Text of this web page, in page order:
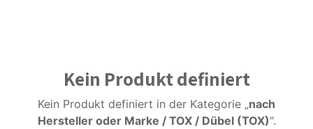
Kein Produkt definiert
Kein Produkt definiert in der Kategorie „nach
Hersteller oder Marke / TOX / Dübel (TOX)".